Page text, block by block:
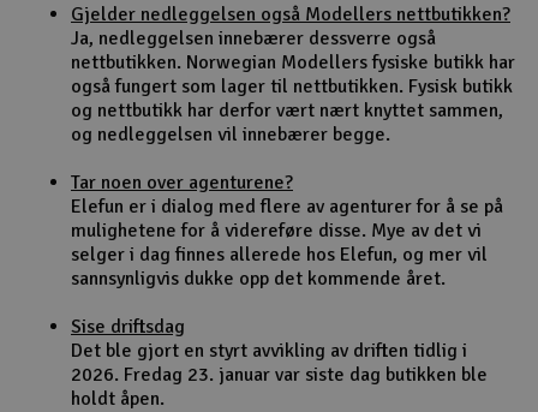
Solenergi
Sparkesykler & elkjøretøy
Gavekort
Gjelder nedleggelsen også Modellers nettbutikken?
Ja, nedleggelsen innebærer dessverre også
nettbutikken. Norwegian Modellers fysiske butikk har
også fungert som lager til nettbutikken. Fysisk butikk
og nettbutikk har derfor vært nært knyttet sammen,
og nedleggelsen vil innebærer begge.
Tar noen over agenturene?
Elefun er i dialog med flere av agenturer for å se på
mulighetene for å videreføre disse. Mye av det vi
selger i dag finnes allerede hos Elefun, og mer vil
sannsynligvis dukke opp det kommende året.
Sise driftsdag
Det ble gjort en styrt avvikling av driften tidlig i
2026. Fredag 23. januar var siste dag butikken ble
holdt åpen.